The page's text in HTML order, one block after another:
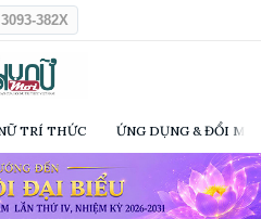
382X
TRÍ THỨC ỨNG DỤNG & ĐỔI